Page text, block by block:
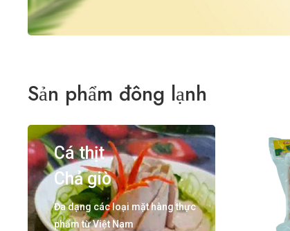
Sản phẩm đông lạnh
Cá thịt
Chả giò
Đa dạng các loại mặt hàng thực
phẩm từ Việt Nam